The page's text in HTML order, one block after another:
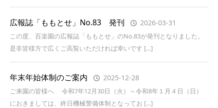
広報誌「ももとせ」No.83 発刊 2026-03-31
この度、百楽園の広報誌「ももとせ」のNo.83が発刊となりました。
是非皆様方で広くご高覧いただければ幸いです […]
年末年始体制のご案内 2025-12-28
ご来園の皆様へ 令和7年12月30日（火）～令和8年１月４日（日）
におきましては、終日機械警備体制となってお […]